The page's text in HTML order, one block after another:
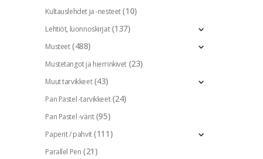
Kultauslehdet ja -nesteet (10)
Lehtiöt, luonnoskirjat (137)
Musteet (488)
Mustetangot ja hierrinkivet (23)
Muut tarvikkeet (43)
Pan Pastel -tarvikkeet (24)
Pan Pastel -värit (95)
Paperit / pahvit (111)
Parallel Pen (21)